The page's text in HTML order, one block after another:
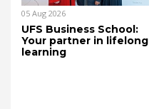
05 Aug 2026
UFS Business School:
Your partner in lifelong
learning